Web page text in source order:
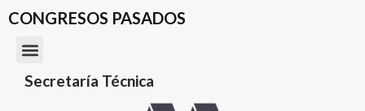
CONGRESOS PASADOS
Secretaría Técnica